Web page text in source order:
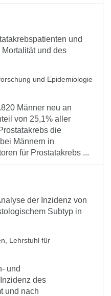
und
und des
und Epidemiologie
Männer neu an
von 25,1% aller
die
Männern in
für Prostatakrebs ...
der Inzidenz von
Subtyp in
Lehrstuhl für
und
des
und nach